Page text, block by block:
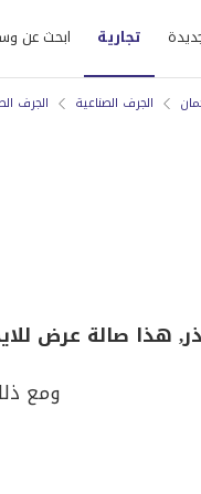
تجارية ابحث عن
الجرف الصناعية الجرف
هذا صالة عرض للايجار في الجرف
ومع